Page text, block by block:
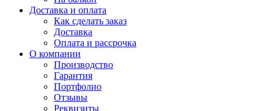
Доставка и оплата
Как сделать заказ
Доставка
Оплата и рассрочка
О компании
Производство
Гарантия
Портфолио
Отзывы
Реквизиты